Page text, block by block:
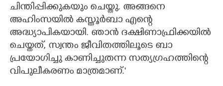
ചിന്തിപ്പിക്കുകയും ചെയ്തു. അങ്ങനെ
അഹിംസയിൽ കസ്തൂർബാ എന്റെ
അദ്ധ്യാപികയായി. ഞാൻ ദക്ഷിണാഫ്രിക്കയിൽ
ചെയ്തത്, സ്വന്തം ജീവിതത്തിലൂടെ ബാ
പ്രയോഗിച്ചു കാണിച്ചുതന്ന സത്യഗ്രഹത്തിന്റെ
വിപുലീകരണം മാത്രമാണ്."